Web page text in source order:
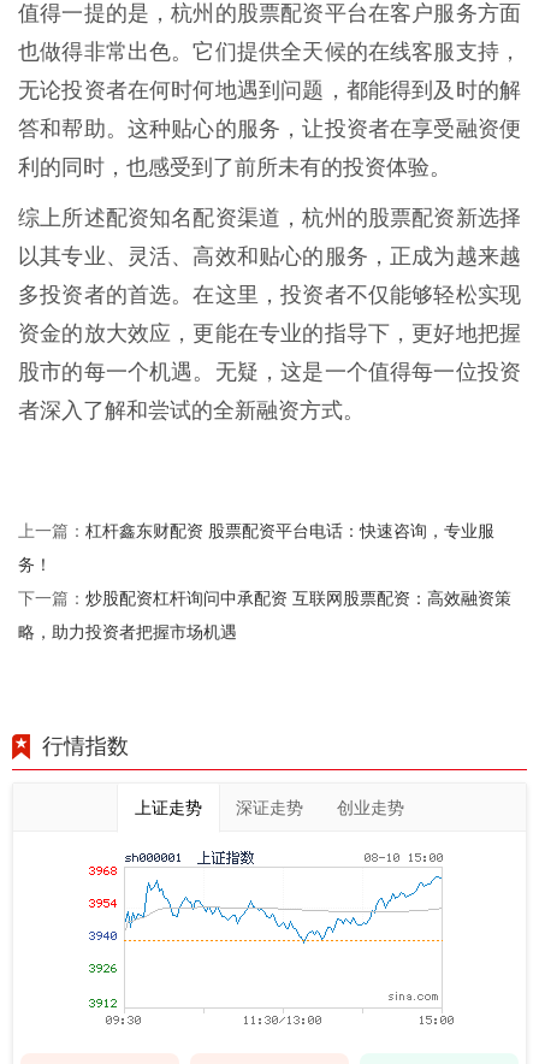
值得一提的是，杭州的股票配资平台在客户服务方面
也做得非常出色。它们提供全天候的在线客服支持，
无论投资者在何时何地遇到问题，都能得到及时的解
答和帮助。这种贴心的服务，让投资者在享受融资便
利的同时，也感受到了前所未有的投资体验。
综上所述配资知名配资渠道，杭州的股票配资新选择
以其专业、灵活、高效和贴心的服务，正成为越来越
多投资者的首选。在这里，投资者不仅能够轻松实现
资金的放大效应，更能在专业的指导下，更好地把握
股市的每一个机遇。无疑，这是一个值得每一位投资
者深入了解和尝试的全新融资方式。
上一篇： 杠杆鑫东财配资 股票配资平台电话：快速咨询，专业服
务！
下一篇： 炒股配资杠杆询问中承配资 互联网股票配资：高效融资策
略，助力投资者把握市场机遇
行情指数
上证走势 深证走势 创业走势